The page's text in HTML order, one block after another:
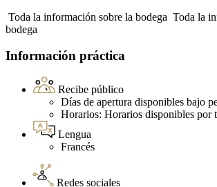
Toda la información sobre la bodega Toda la
bodega
Información práctica
Recibe público
Días de apertura disponibles bajo
Horarios: Horarios disponibles por
Lengua
Francés
Redes sociales